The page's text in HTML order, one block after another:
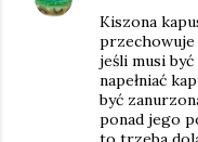
Kiszona
przechowuje
jeśli musi
napełniać
być
ponad jego